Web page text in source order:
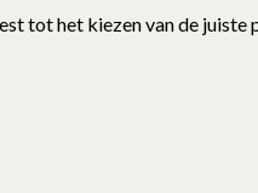
tot het kiezen van de